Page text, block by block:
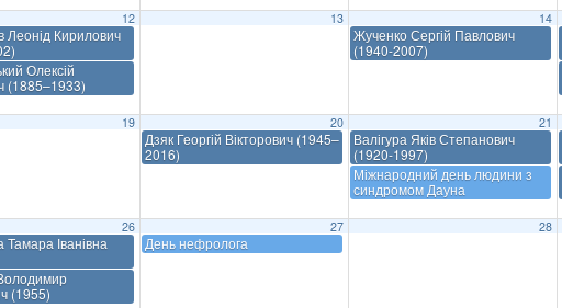
12
Леонід Кирилович
Олексій
(1885–1933)
13 14
Жученко Сергій Павлович
(1940-2007)
19 20
Дзяк Георгій Вікторович (1945–
2016)
21
Валігура Яків Степанович
(1920-1997)
Міжнародний день людини з
синдромом Дауна
26
Тамара Іванівна
(1955)
27
День нефролога
28